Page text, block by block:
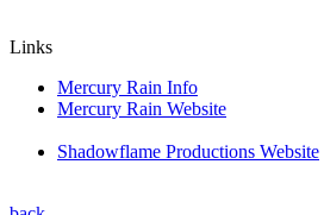
Links
Mercury Rain Info
Mercury Rain Website
Shadowflame Productions Website